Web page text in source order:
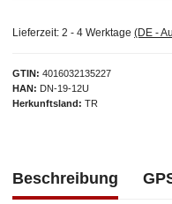
GTIN 4016032135227
HAN
DN-19-12U
Herkunftsland
TR
Lieferzeit: 2 - 4 Werktage (DE -
Beschreibung